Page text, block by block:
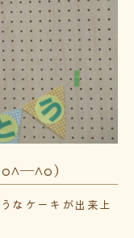
(o^―^o)
なケーキが出来上